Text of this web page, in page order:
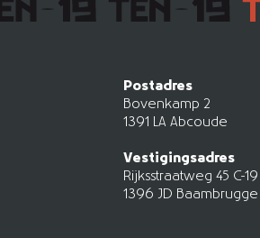
Postadres
Bovenkamp 2
1391 LA Abcoude
Vestigingsadres
Rijksstraatweg 45 C-19
1396 JD Baambrugge